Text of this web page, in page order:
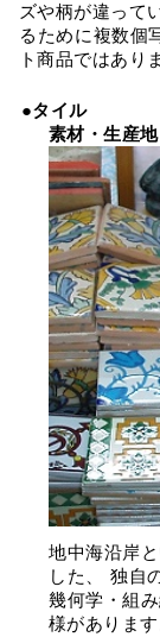
ズや柄が違って
るために複数個
ト商品ではあり
●タイル
素材・生産地
地中海沿岸
した、 独自
幾何学・組
様があります